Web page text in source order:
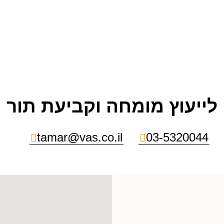
לייעוץ מומחה וקביעת תור
03-5320044
tamar@vas.co.il